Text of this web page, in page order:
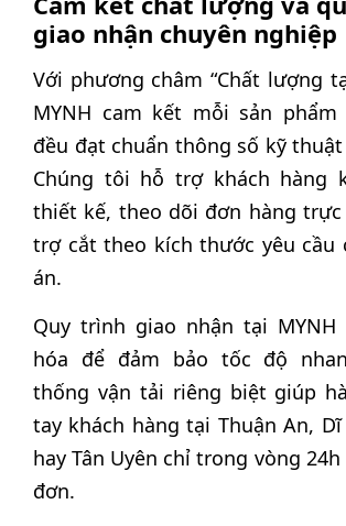
giao nhận chuyên nghiệp
Với phương châm “Chất lượng
MYNH cam kết mỗi sản
đều đạt chuẩn thông số kỹ
Chúng tôi hỗ trợ khách hàng
thiết kế, theo dõi đơn hàng trực
trợ cắt theo kích thước yêu cầu
án.
Quy trình giao nhận tại MYNH
hóa để đảm bảo tốc độ
thống vận tải riêng biệt giúp
tay khách hàng tại Thuận An, Dĩ
hay Tân Uyên chỉ trong vòng
đơn.